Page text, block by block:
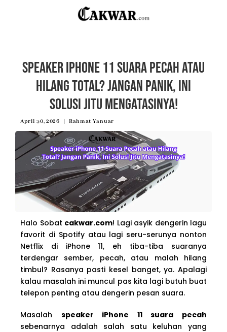
Speaker iPhone 11 Suara Pecah atau
Hilang Total? Jangan Panik, Ini
Solusi Jitu Mengatasinya!
April 30, 2026 Rahmat Yanuar
Halo Sobat cakwar.com! Lagi asyik dengerin lagu
favorit di Spotify atau lagi seru-serunya nonton
Netflix di iPhone 11, eh tiba-tiba suaranya
terdengar sember, pecah, atau malah hilang
timbul? Rasanya pasti kesel banget, ya. Apalagi
kalau masalah ini muncul pas kita lagi butuh buat
telepon penting atau dengerin pesan suara.
Masalah speaker iPhone 11 suara pecah
sebenarnya adalah salah satu keluhan yang